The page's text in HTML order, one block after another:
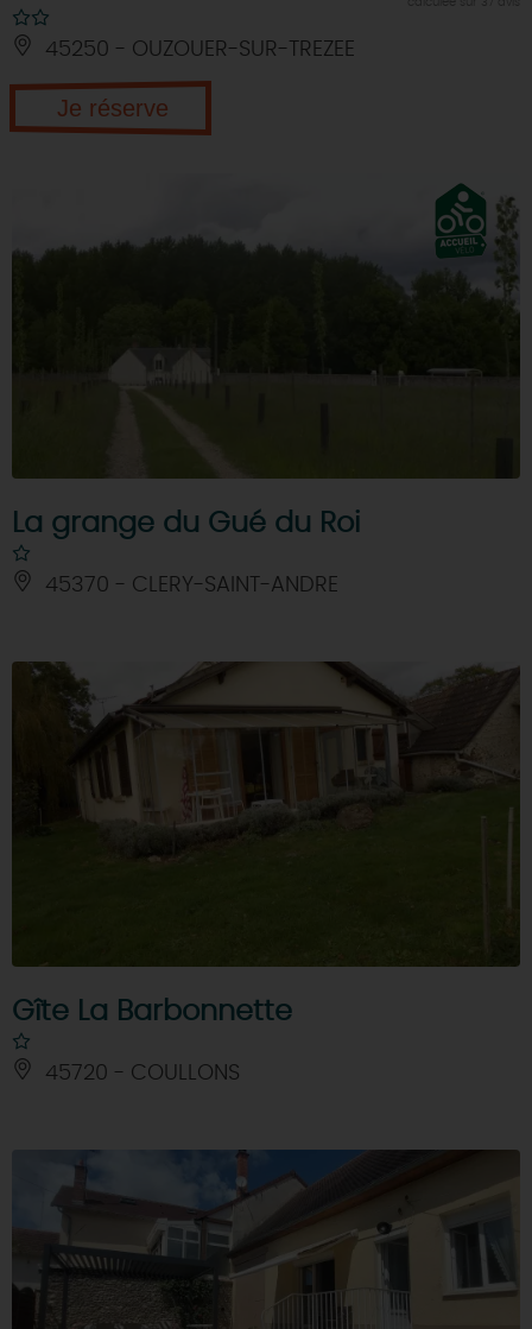
45250 - OUZOUER-SUR-TREZEE
Je réserve
La grange du Gué du Roi
45370 - CLERY-SAINT-ANDRE
Gîte La Barbonnette
45720 - COULLONS